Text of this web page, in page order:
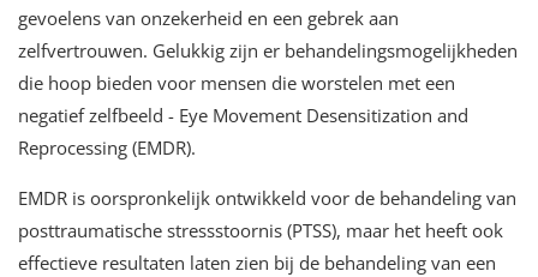
gevoelens van onzekerheid en een gebrek aan
zelfvertrouwen. Gelukkig zijn er behandelingsmogelijkheden
die hoop bieden voor mensen die worstelen met een
negatief zelfbeeld - Eye Movement Desensitization and
Reprocessing (EMDR).
EMDR is oorspronkelijk ontwikkeld voor de behandeling van
posttraumatische stressstoornis (PTSS), maar het heeft ook
effectieve resultaten laten zien bij de behandeling van een